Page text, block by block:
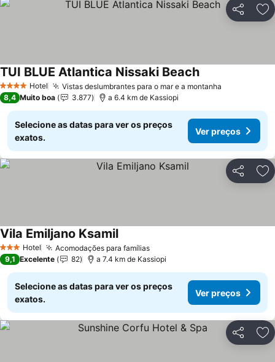
Partilhar
4 EstrelasHotel Vistas deslumbrantes para o mar e a montanha
TUI BLUE Atlantica Nissaki Beach
8,4 Muito boa 3.877 a 6.4 km de Kassiopi
Selecione as datas para ver os preços
exatos.
Ver preços
Partilhar
3 EstrelasHotel Acomodações para famílias
Vila Emiljano Ksamil
9,1 Excelente 82 a 7.4 km de Kassiopi
Selecione as datas para ver os preços
exatos.
Ver preços
Partilhar